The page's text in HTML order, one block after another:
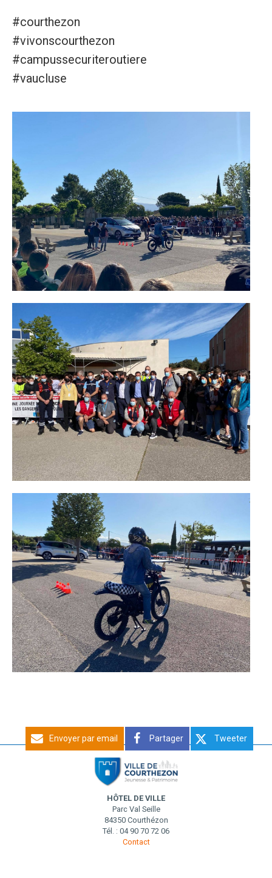
#courthezon
#vivonscourthezon
#campussecuriteroutiere
#vaucluse
Envoyer par email Partager Tweeter
HÔTEL DE VILLE
Parc Val Seille
84350 Courthézon
Tél. : 04 90 70 72 06
Contact